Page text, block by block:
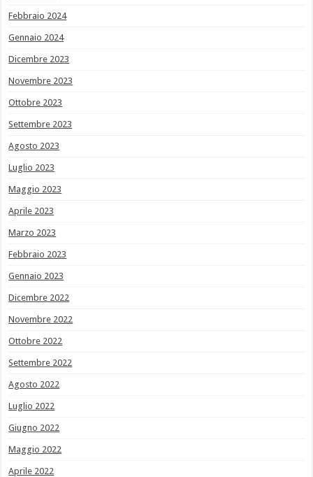
Febbraio 2024
Gennaio 2024
Dicembre 2023
Novembre 2023
Ottobre 2023
Settembre 2023
Agosto 2023
Luglio 2023
Maggio 2023
Aprile 2023
Marzo 2023
Febbraio 2023
Gennaio 2023
Dicembre 2022
Novembre 2022
Ottobre 2022
Settembre 2022
Agosto 2022
Luglio 2022
Giugno 2022
Maggio 2022
Aprile 2022